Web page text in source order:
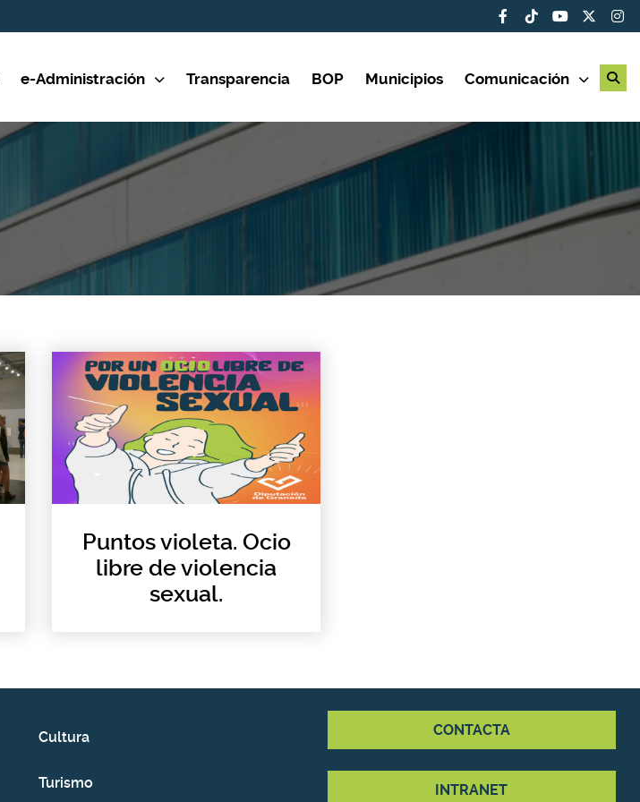
e-Administración Transparencia BOP Municipios Comunicación
Puntos violeta. Ocio
libre de violencia
sexual.
Cultura
Turismo
CONTACTA
INTRANET